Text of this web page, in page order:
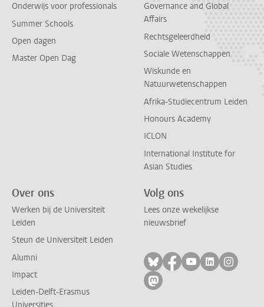
Onderwijs voor professionals
Summer Schools
Open dagen
Master Open Dag
Governance and Global
Affairs
Rechtsgeleerdheid
Sociale Wetenschappen
Wiskunde en
Natuurwetenschappen
Afrika-Studiecentrum Leiden
Honours Academy
ICLON
International Institute for
Asian Studies
Over ons
Werken bij de Universiteit
Leiden
Steun de Universiteit Leiden
Alumni
Impact
Leiden-Delft-Erasmus
Volg ons
Lees onze wekelijkse
nieuwsbrief
Volg ons op bluesky
Volg ons op
Volg ons op
Volg ons
Volg
Volg ons op mastodon